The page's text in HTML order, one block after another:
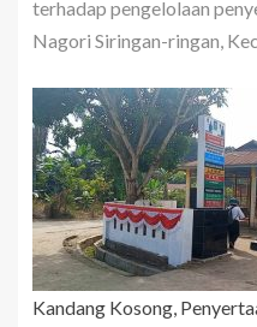
terhadap pengelolaan
Nagori Siringan-ringan,
Kandang Kosong,